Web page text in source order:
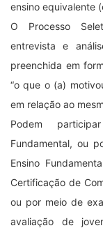
ensino equivalente
O Processo
entrevista e
preenchida em
“o que o (a)
em relação ao
Podem
Fundamental, ou
Ensino
Certificação de
ou por meio de
avaliação de